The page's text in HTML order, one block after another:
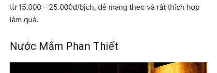
từ 15.000 – 25.000đ/bịch, dễ mang theo và rất thích hợp
làm quà.
Nước Mắm Phan Thiết